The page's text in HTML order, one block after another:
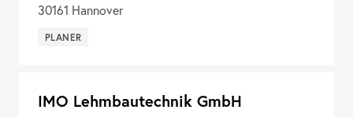
30161 Hannover
PLANER
IMO Lehmbautechnik GmbH